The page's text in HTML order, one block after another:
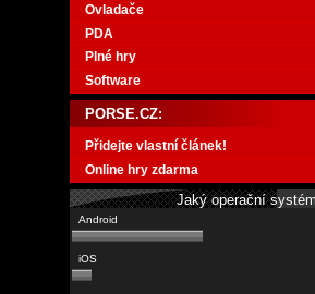
Ovladače
PDA
Plné hry
Software
PORSE.CZ:
Přidejte vlastní článek!
Online hry zdarma
Jaký operační